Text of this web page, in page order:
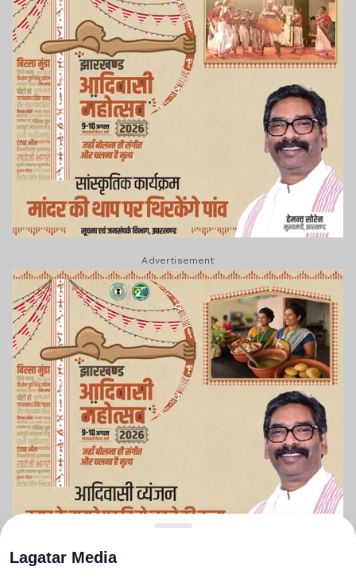
Advertisement
Lagatar Media